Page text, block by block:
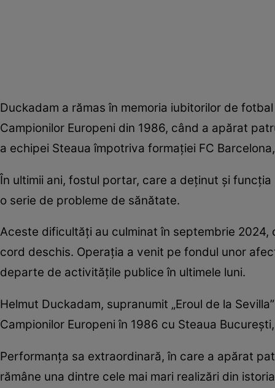
Duckadam a rămas în memoria iubitorilor de
Campionilor Europeni din 1986, când a apărat
a echipei Steaua împotriva formației FC
În ultimii ani, fostul portar, care a deținut și
o serie de probleme de sănătate.
Aceste dificultăți au culminat în septembrie
cord deschis. Operația a venit pe fondul unor
departe de activitățile publice în ultimele luni.
Helmut Duckadam, supranumit „Eroul de la
Campionilor Europeni în 1986 cu Steaua
Performanța sa extraordinară, în care a apărat
rămâne una dintre cele mai mari realizări din